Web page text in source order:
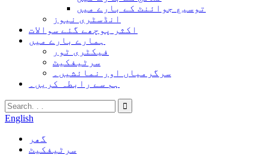
توسیع جوائنٹ کے بارے میں
انڈسٹری نیوز
اکثر پوچھے گئے سوالات
ہمارے بارے میں
فیکٹری ٹور
سرٹیفکیٹ
سرگرمیاں اور نمائشیں۔
ہم سے رابطہ کریں۔
English
گھر
سرٹیفکیٹ